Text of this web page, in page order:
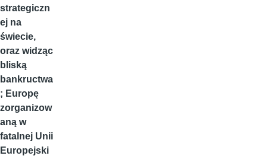
strategiczn
ej na
świecie,
oraz widząc
bliską
bankructwa
; Europę
zorganizow
aną w
fatalnej Unii
Europejski